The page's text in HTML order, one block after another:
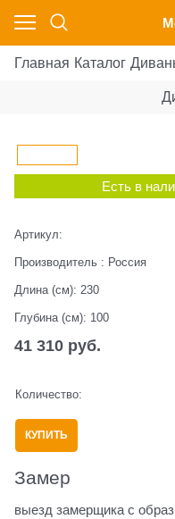
Главная Каталог
Есть в
Артикул:
Производитель : Россия
Длина (см): 230
Глубина (см): 100
41 310 руб.
Количество:
КУПИТЬ
Замер
выезд замерщика с